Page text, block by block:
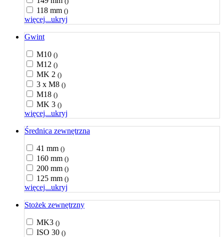
118 mm ()
więcej...ukryj
Gwint
M10 ()
M12 ()
MK 2 ()
3 x M8 ()
M18 ()
MK 3 ()
więcej...ukryj
Średnica zewnętrzna
41 mm ()
160 mm ()
200 mm ()
125 mm ()
więcej...ukryj
Stożek zewnętrzny
MK3 ()
ISO 30 ()